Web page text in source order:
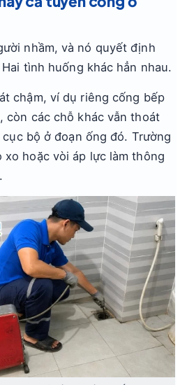
nhầm, và nó quyết định
tình huống khác hẳn nhau.
chậm, ví dụ riêng cống bếp
còn các chỗ khác vẫn thoát
bộ ở đoạn ống đó. Trường
xo hoặc vòi áp lực làm thông